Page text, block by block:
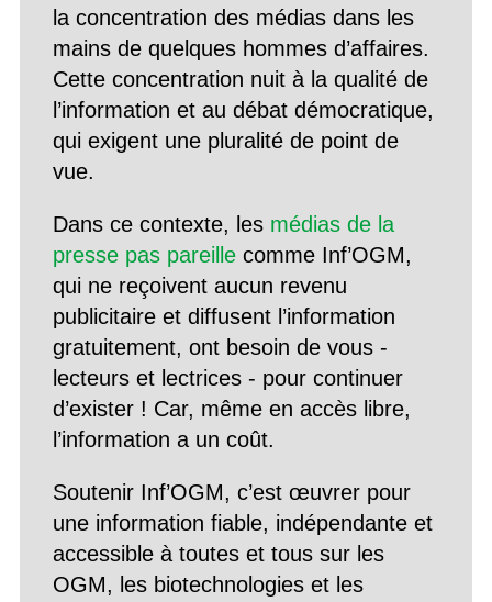
la concentration des médias dans les
mains de quelques hommes d’affaires.
Cette concentration nuit à la qualité de
l’information et au débat démocratique,
qui exigent une pluralité de point de
vue.
Dans ce contexte, les médias de la
presse pas pareillecomme Inf’OGM,
qui ne reçoivent aucun revenu
publicitaire et diffusent l’information
gratuitement, ont besoin de vous -
lecteurs et lectrices - pour continuer
d’exister ! Car, même en accès libre,
l’information a un coût.
Soutenir Inf’OGM, c’est œuvrer pour
une information fiable, indépendante et
accessible à toutes et tous sur les
OGM, les biotechnologies et les